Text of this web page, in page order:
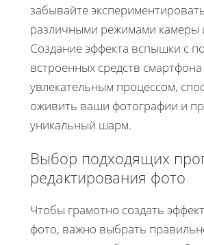
забывайте
различными режимами камеры
Создание эффекта вспышки с
встроенных средств
увлекательным процессом,
оживить ваши фотографии и
уникальный шарм.
Выбор подходящих
редактирования фото
Чтобы грамотно создать
фото, важно выбрать